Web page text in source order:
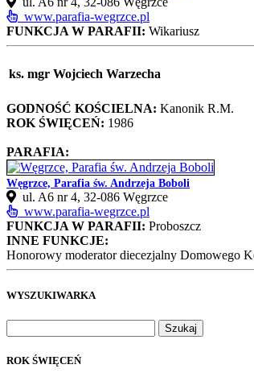
www.parafia-wegrzce.pl
FUNKCJA W PARAFII: Wikariusz
ks. mgr Wojciech Warzecha
GODNOŚĆ KOŚCIELNA: Kanonik R.M.
ROK ŚWIĘCEŃ: 1986
PARAFIA:
Węgrzce, Parafia św. Andrzeja Boboli
ul. A6 nr 4, 32‑086 Węgrzce
www.parafia-wegrzce.pl
FUNKCJA W PARAFII: Proboszcz
INNE FUNKCJE:
Honorowy moderator diecezjalny Domowego
WYSZUKIWARKA
ROK ŚWIĘCEŃ